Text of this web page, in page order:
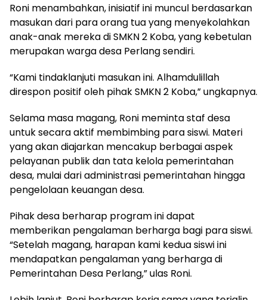
Roni menambahkan, inisiatif ini muncul berdasarkan
masukan dari para orang tua yang menyekolahkan
anak-anak mereka di SMKN 2 Koba, yang kebetulan
merupakan warga desa Perlang sendiri.
“Kami tindaklanjuti masukan ini. Alhamdulillah
direspon positif oleh pihak SMKN 2 Koba,” ungkapnya.
Selama masa magang, Roni meminta staf desa
untuk secara aktif membimbing para siswi. Materi
yang akan diajarkan mencakup berbagai aspek
pelayanan publik dan tata kelola pemerintahan
desa, mulai dari administrasi pemerintahan hingga
pengelolaan keuangan desa.
Pihak desa berharap program ini dapat
memberikan pengalaman berharga bagi para siswi.
“Setelah magang, harapan kami kedua siswi ini
mendapatkan pengalaman yang berharga di
Pemerintahan Desa Perlang,” ulas Roni.